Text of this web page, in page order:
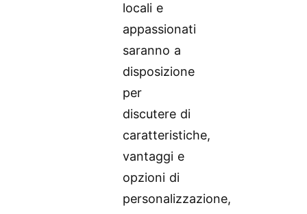
locali e
appassionati
saranno a
disposizione
per
discutere di
caratteristiche,
vantaggi e
opzioni di
personalizzazione,